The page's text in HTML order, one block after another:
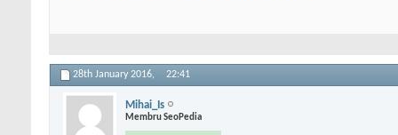
28th January 2016, 22:41
Mihai_Is
Membru SeoPedia